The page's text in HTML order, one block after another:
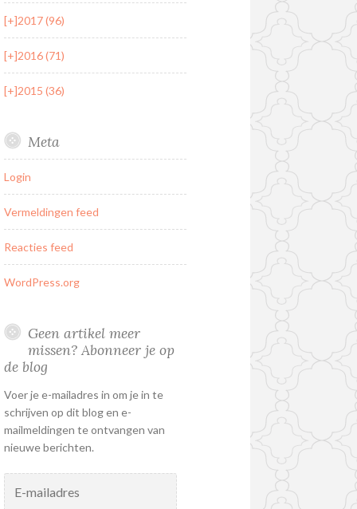
[+]2017 (96)
[+]2016 (71)
[+]2015 (36)
Meta
Login
Vermeldingen feed
Reacties feed
WordPress.org
Geen artikel meer
missen? Abonneer je op
de blog
Voer je e-mailadres in om je in te
schrijven op dit blog en e-
mailmeldingen te ontvangen van
nieuwe berichten.
mailadres